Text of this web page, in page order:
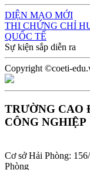
DIỆN MẠO MỚI
THI CHỨNG CHỈ
QUỐC TẾ
Sự kiện sắp diễn ra
Copyright ©coeti-
TRƯỜNG CAO
CÔNG NGHIỆP
Cơ sở Hải Phòng:
Phòng